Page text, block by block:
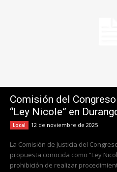
Comisión del
“Ley Nicole” en
Local 12 de noviembre de 2025
La Comisión de Justicia del
propuesta conocida como “Ley
prohibición de realizar